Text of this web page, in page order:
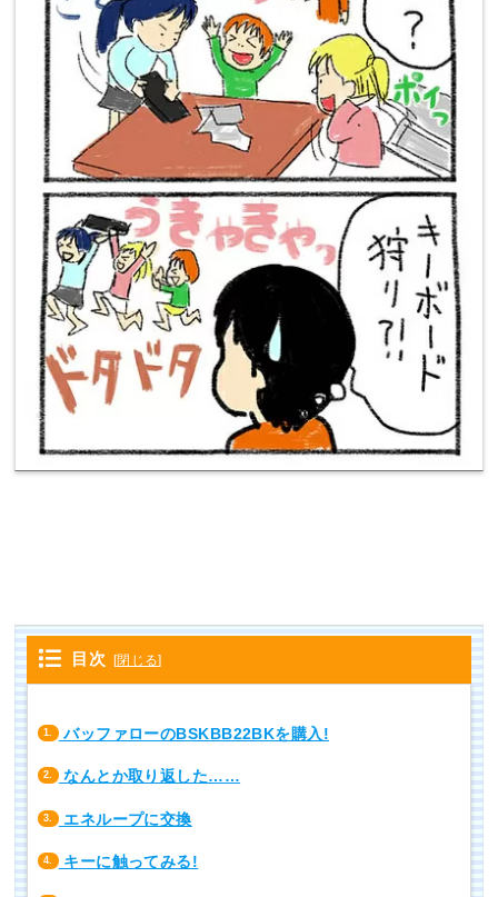
目次 [閉じる]
1. バッファローのBSKBB22BKを購入!
2. なんとか取り返した……
3. エネループに交換
4. キーに触ってみる!